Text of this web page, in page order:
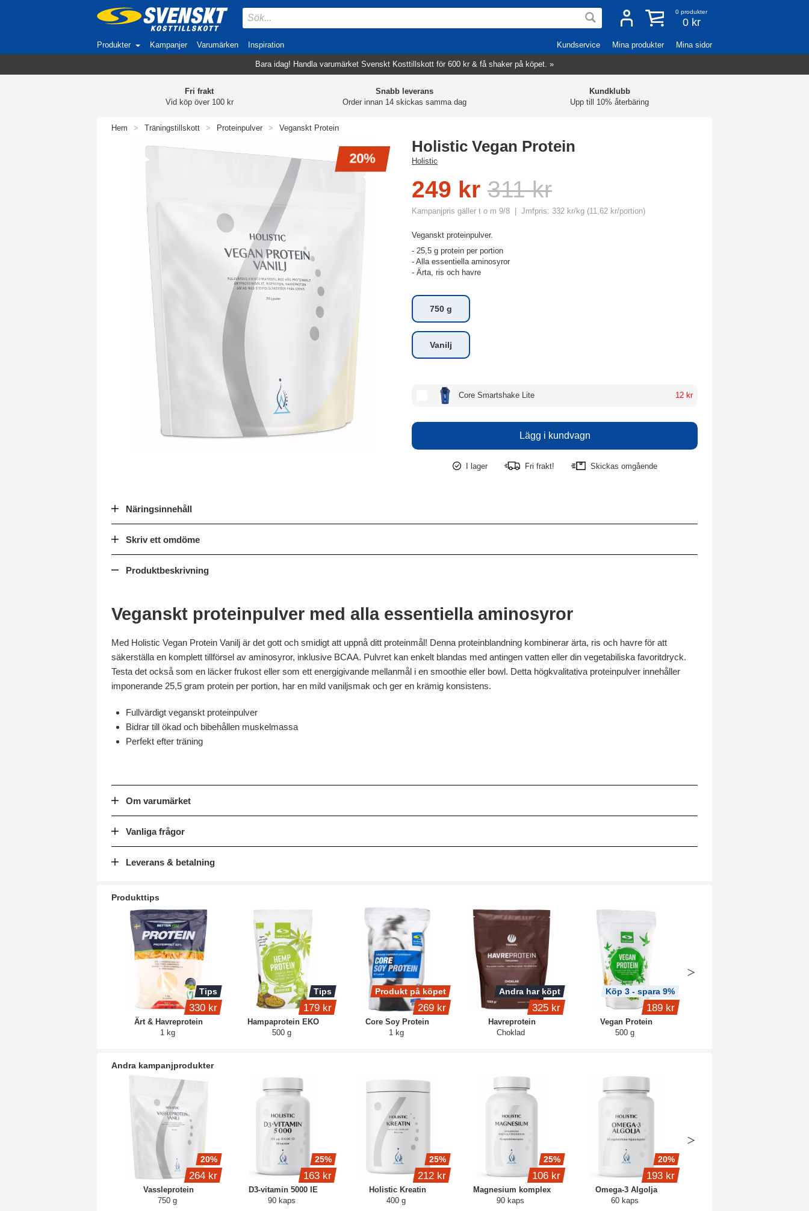
0 produkter
0 kr
Produkter Kampanjer Varumärken Inspiration Kundservice Mina produkter Mina sidor
Bara idag! Handla varumärket Svenskt Kosttillskott för 600 kr & få shaker på köpet. »
Fri frakt
Vid köp över 100 kr
Snabb leverans
Order innan 14 skickas samma dag
Kundklubb
Upp till 10% återbäring
Hem > Träningstillskott > Proteinpulver > Veganskt Protein
20%
Holistic Vegan Protein
Holistic
249 kr 311 kr
Kampanjpris gäller t o m 9/8 Jmfpris: 332 kr/kg (11,62 kr/portion)
Veganskt proteinpulver.
- 25,5 g protein per portion
- Alla essentiella aminosyror
- Ärta, ris och havre
750 g
Vanilj
Core Smartshake Lite 12 kr
I lager Fri frakt! Skickas omgående
Näringsinnehåll
Skriv ett omdöme
Produktbeskrivning
Veganskt proteinpulver med alla essentiella aminosyror
Med Holistic Vegan Protein Vanilj är det gott och smidigt att uppnå ditt proteinmål! Denna proteinblandning kombinerar ärta, ris och havre för att
säkerställa en komplett tillförsel av aminosyror, inklusive BCAA. Pulvret kan enkelt blandas med antingen vatten eller din vegetabiliska favoritdryck.
Testa det också som en läcker frukost eller som ett energigivande mellanmål i en smoothie eller bowl. Detta högkvalitativa proteinpulver innehåller
imponerande 25,5 gram protein per portion, har en mild vaniljsmak och ger en krämig konsistens.
Fullvärdigt veganskt proteinpulver
Bidrar till ökad och bibehållen muskelmassa
Perfekt efter träning
Om varumärket
Vanliga frågor
Leverans & betalning
Produkttips
Ärt & Havreprotein
1 kg
Tips
330 kr
Hampaprotein EKO
500 g
Tips
179 kr
Core Soy Protein
1 kg
Produkt på köpet
269 kr
Havreprotein
Choklad
Andra har köpt
325 kr
Vegan Protein
500 g
Köp 3 - spara 9%
189 kr
Andra kampanjprodukter
Vassleprotein
750 g
20%
264 kr
D3-vitamin 5000 IE
90 kaps
25%
163 kr
Holistic Kreatin
400 g
25%
212 kr
Magnesium komplex
90 kaps
25%
106 kr
Omega-3 Algolja
60 kaps
20%
193 kr